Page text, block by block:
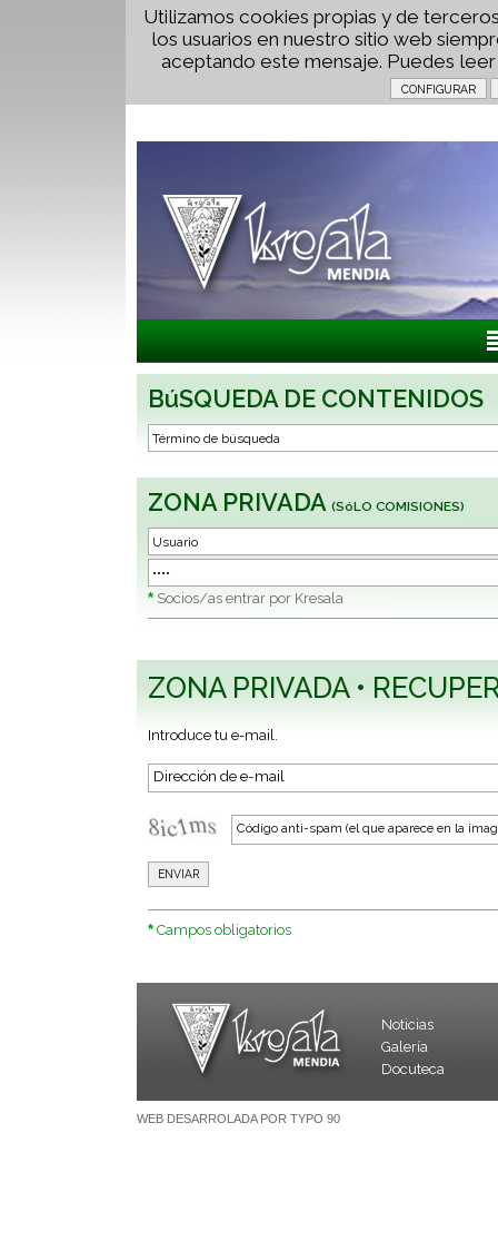
Utilizamos cookies propias y de
los usuarios en nuestro sitio web
aceptando este mensaje. Puedes
BúSQUEDA DE CONTENIDOS
ZONA PRIVADA (SóLO COMISIONES)
* Socios/as entrar por Kresala
ZONA PRIVADA •
Introduce tu e-mail.
* Campos obligatorios
Noticias
Galería
Docuteca
WEB DESARROLADA POR TYPO 90